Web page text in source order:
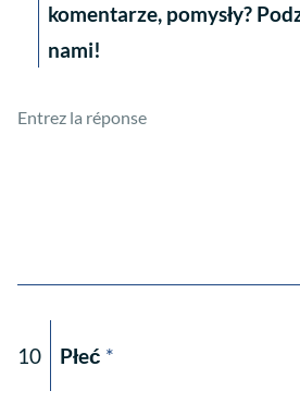
komentarze, pomysły?
nami!
10 Płeć *